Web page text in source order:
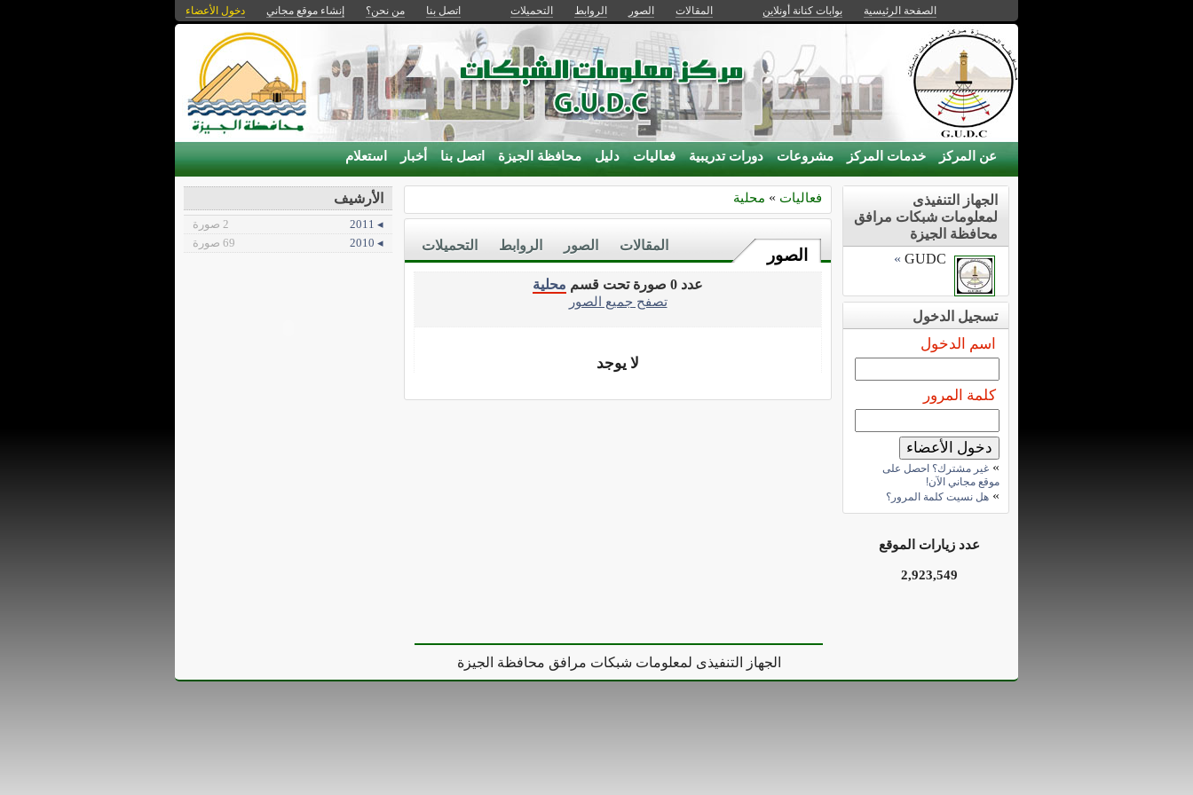
الصفحة الرئيسية بوابات كنانة أونلاين المقالات الصور الروابط التحميلات اتصل بنا من نحن؟ إنشاء موقع مجاني دخول الأعضاء
عن المركز خدمات المركز مشروعات دورات تدريبية فعاليات دليل محافظة الجيزة اتصل بنا أخبار استعلام
فعاليات » محلية
الصور
التحميلات الروابط الصور المقالات
عدد 0 صورة تحت قسم
محلية
تصفح جميع الصور
لا يوجد
الجهاز التنفيذى
لمعلومات شبكات مرافق
محافظة الجيزة
GUDC
»
تسجيل الدخول
اسم الدخول
كلمة المرور
» غير مشترك؟ احصل على
موقع مجاني الآن!
» هل نسيت كلمة المرور؟
عدد زيارات الموقع
2,923,549
الأرشيف
◂ 2011
2 صورة
◂ 2010
69 صورة
الجهاز التنفيذى لمعلومات شبكات مرافق محافظة الجيزة